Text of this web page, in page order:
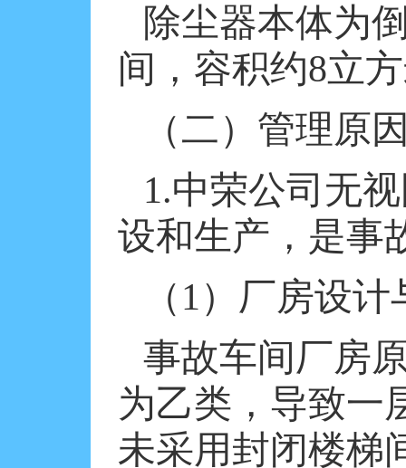
除尘器本体为
间，容积约8立
（二）管理原
1.中荣公司无
设和生产，是事
（1）厂房设
事故车间厂房
为乙类，导致一
未采用封闭楼梯